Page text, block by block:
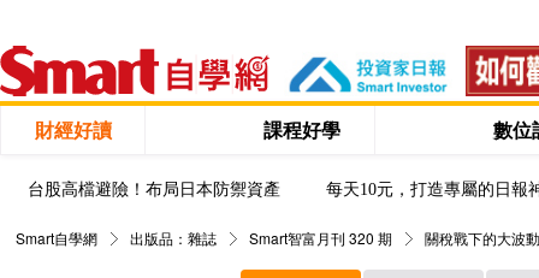
財經好讀 課程好學 數位
台股高檔避險！布局日本防禦資產 每天10元，打造專屬的日報
Smart自學網 出版品：雜誌 Smart智富月刊 320 期 關稅戰下的大波